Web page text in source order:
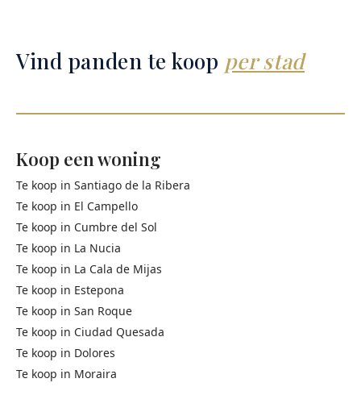
Vind panden te koop per stad
Koop een woning
Te koop in Santiago de la Ribera
Te koop in El Campello
Te koop in Cumbre del Sol
Te koop in La Nucia
Te koop in La Cala de Mijas
Te koop in Estepona
Te koop in San Roque
Te koop in Ciudad Quesada
Te koop in Dolores
Te koop in Moraira